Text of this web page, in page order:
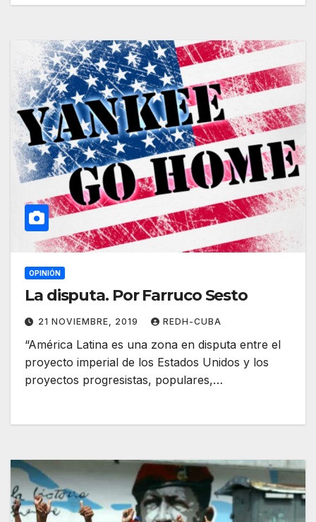
OPINIÓN
La disputa. Por Farruco Sesto
21 NOVIEMBRE, 2019 REDH-CUBA
“América Latina es una zona en disputa entre el
proyecto imperial de los Estados Unidos y los
proyectos progresistas, populares,…